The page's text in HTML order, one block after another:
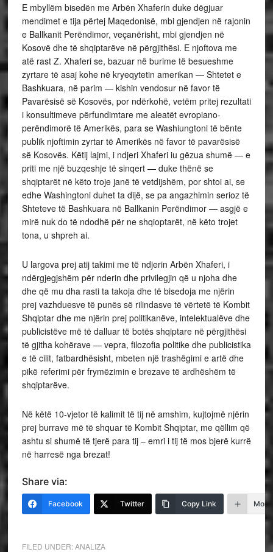
E mbyllëm bisedën me Arbën Xhaferin duke dëgjuar
mendimet e tija përtej Maqedonisë, mbi gjendjen në rajonin
e Ballkanit Perëndimor, veçanërisht, mbi gjendjen në
Kosovë dhe të shqiptarëve në përgjithësi. E njoftova me
atë rast Z. Xhaferi se, bazuar në burime të besueshme
zyrtare të asaj kohe në kryeqytetin amerikan — Shtetet e
Bashkuara, në parim — kishin vendosur në favor të
Pavarësisë së Kosovës, por ndërkohë, vetëm pritej rezultati
i konsultimeve përfundimtare me aleatët evropiano-
perëndimorë të Amerikës, para se Washiungtoni të bënte
publik njoftimin zyrtar të Amerikës në favor të pavarësisë
së Kosovës. Këtij lajmi, i ndjeri Xhaferi iu gëzua shumë — e
priti me një buzqeshje të sinqert — duke thënë se
shqiptarët në këto troje janë të vetdijshëm, por shtoi ai, se
edhe Washingtoni duhet ta dijë, se pa angazhimin serioz të
Shteteve të Bashkuara në Ballkanin Perëndimor — asgjë e
mirë nuk do të ndodhë për ne shqioptarët, në këto trojet
tona, u shpreh ai.
U largova prej atij takimi me të ndjerin Arbën Xhaferi, i
ndërgjegjshëm për nderin dhe privilegjin që u njoha dhe
dhe që mu dha rasti ta takoja dhe të bisedoja me njërin
prej vazhduesve të punës së rilindasve të vërtetë të Kombit
Shqiptar dhe me njërin prej politikanëve, intelektualëve dhe
publicistëve më të dalluar të botës shqiptare në përgjithësi
të gjitha kohërave — vepra, filozofia politike dhe publicistika
e të cilit, fatbardhësisht, mbeten një trashëgimi e artë dhe
pikë referimi për frymëzimin e brezave të ardhëshëm të
shqiptarëve.
Në këtë 10-vjetor të kalimit të tij në amshim, kujtojmë njërin
prej burrave më të shquar të Kombit Shqiptar, me qëllim që
ashtu si shumë të tjerë para tij – emri i tij të mos bjerë kurrë
në harresë nga brezat!
Share via:
Facebook Twitter Copy Link More
FILED UNDER:ANALIZA